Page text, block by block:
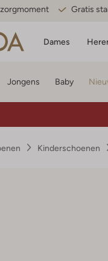
Gratis
Dames
Jongens Baby
Kinderschoenen